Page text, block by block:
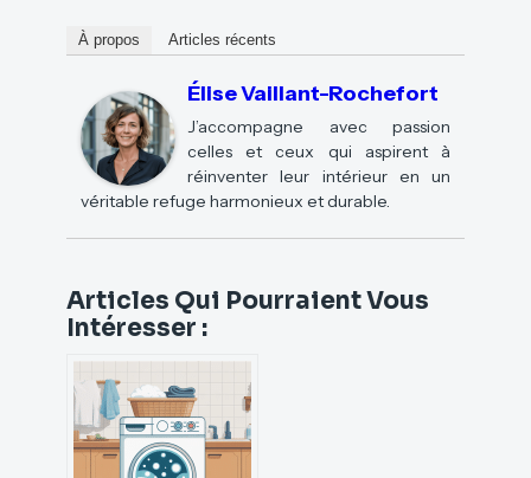
À propos Articles récents
Élise Vaillant-Rochefort
J’accompagne avec passion
celles et ceux qui aspirent à
réinventer leur intérieur en un
véritable refuge harmonieux et durable.
Articles Qui Pourraient Vous
Intéresser :